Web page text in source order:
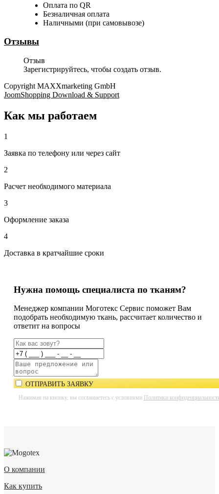
Оплата по QR
Безналичная оплата
Наличными (при самовывозе)
Отзывы
Отзыв
Зарегистрируйтесь, чтобы создать отзыв.
Copyright MAXXmarketing GmbH
JoomShopping Download & Support
Как мы работаем
1
Заявка по телефону или через сайт
2
Расчет необходимого материала
3
Оформление заказа
4
Доставка в кратчайшие сроки
Нужна помощь специалиста по тканям?
Менеджер компании Моготекс Сервис поможет Вам
подобрать необходимую ткань, рассчитает количество и
ответит на вопросы
ОТПРАВИТЬ ЗАЯВКУ
Нажимая на кнопку, вы соглашаетесь с условиями Политики
О компании
Как купить